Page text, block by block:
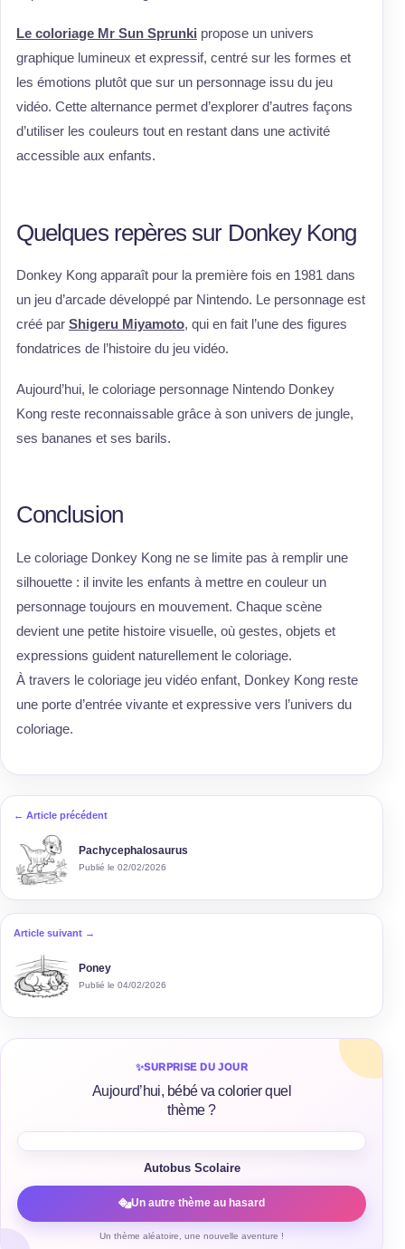
Le coloriage Mr Sun Sprunki propose un univers
graphique lumineux et expressif, centré sur les formes et
les émotions plutôt que sur un personnage issu du jeu
vidéo. Cette alternance permet d’explorer d’autres façons
d’utiliser les couleurs tout en restant dans une activité
accessible aux enfants.
Quelques repères sur Donkey Kong
Donkey Kong apparaît pour la première fois en 1981 dans
un jeu d’arcade développé par Nintendo. Le personnage est
créé par Shigeru Miyamoto, qui en fait l’une des figures
fondatrices de l’histoire du jeu vidéo.
Aujourd’hui, le coloriage personnage Nintendo Donkey
Kong reste reconnaissable grâce à son univers de jungle,
ses bananes et ses barils.
Conclusion
Le coloriage Donkey Kong ne se limite pas à remplir une
silhouette : il invite les enfants à mettre en couleur un
personnage toujours en mouvement. Chaque scène
devient une petite histoire visuelle, où gestes, objets et
expressions guident naturellement le coloriage.
À travers le coloriage jeu vidéo enfant, Donkey Kong reste
une porte d’entrée vivante et expressive vers l’univers du
coloriage.
← Article précédent
Pachycephalosaurus
Publié le 02/02/2026
Article suivant →
Poney
Publié le 04/02/2026
✨SURPRISE DU JOUR
Aujourd’hui, bébé va colorier quel
thème ?
Autobus Scolaire
Un autre thème au hasard
Un thème aléatoire, une nouvelle aventure !